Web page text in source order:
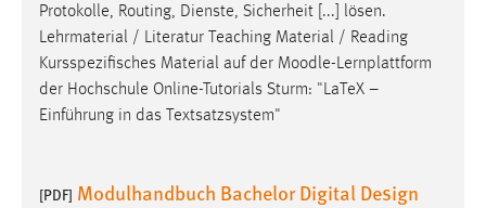
Protokolle, Routing, Dienste, Sicherheit [...] lösen.
Lehrmaterial / Literatur Teaching Material / Reading
Kursspezifisches Material auf der Moodle-Lernplattform
der Hochschule Online-Tutorials Sturm: "LaTeX –
Einführung in das Textsatzsystem"
[PDF] Modulhandbuch Bachelor Digital Design
EXTERNE MEDIEN
Um Inhalte von Videoplattformen und Social Media